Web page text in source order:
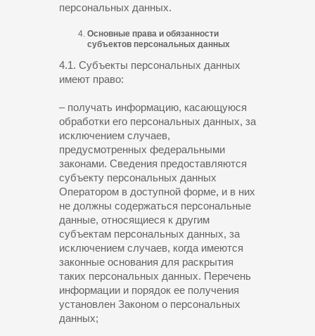
персональных данных.
Основные права и обязанности
субъектов персональных данных
4.1. Субъекты персональных данных
имеют право:
– получать информацию, касающуюся
обработки его персональных данных, за
исключением случаев,
предусмотренных федеральными
законами. Сведения предоставляются
субъекту персональных данных
Оператором в доступной форме, и в них
не должны содержаться персональные
данные, относящиеся к другим
субъектам персональных данных, за
исключением случаев, когда имеются
законные основания для раскрытия
таких персональных данных. Перечень
информации и порядок ее получения
установлен Законом о персональных
данных;